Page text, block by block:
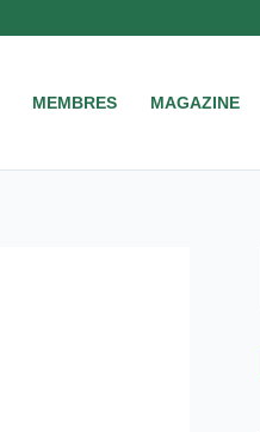
MEMBRES MAGAZINE